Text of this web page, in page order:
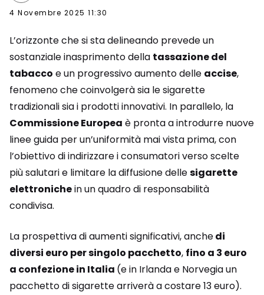
4 Novembre 2025 11:30
L’orizzonte che si sta delineando prevede un
sostanziale inasprimento della tassazione del
tabacco e un progressivo aumento delle accise,
fenomeno che coinvolgerà sia le sigarette
tradizionali sia i prodotti innovativi. In parallelo, la
Commissione Europea è pronta a introdurre nuove
linee guida per un’uniformità mai vista prima, con
l’obiettivo di indirizzare i consumatori verso scelte
più salutari e limitare la diffusione dellesigarette
elettronichein un quadro di responsabilità
condivisa.
La prospettiva di aumenti significativi, anchedi
diversi euro per singolo pacchetto, fino a 3 euro
a confezione in Italia (e in Irlanda e Norvegia un
pacchetto di sigarette arriverà a costare 13 euro).